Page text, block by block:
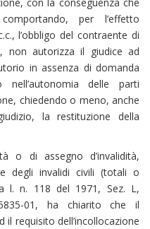
con la conseguenza che
per l’effetto
l’obbligo del contraente di
non autorizza il giudice ad
in assenza di domanda
nell’autonomia delle parti
chiedendo o meno, anche
la restituzione della
o di assegno d’invalidità,
degli invalidi civili (totali o
l. n. 118 del 1971, Sez. L,
01, ha chiarito che il
requisito dell’incollocazione